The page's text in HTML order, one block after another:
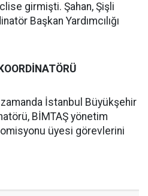
girmişti. Şahan, Şişli
Başkan Yardımcılığı
zamanda İstanbul Büyükşehir
BİMTAŞ yönetim
üyesi görevlerini